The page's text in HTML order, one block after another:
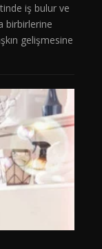
iş bulur ve
birbirlerine
gelişmesine